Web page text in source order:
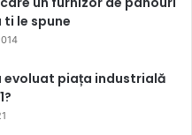
ti le spune
evoluat piața industrială